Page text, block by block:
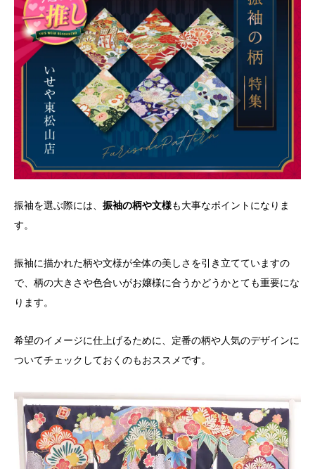
振袖を選ぶ際には、 振袖の柄や文様も大事なポイントになりま
す。
振袖に描かれた柄や文様が全体の美しさを引き立てていますの
で、柄の大きさや色合いがお嬢様に合うかどうかとても重要にな
ります。
希望のイメージに仕上げるために、定番の柄や人気のデザインに
ついてチェックしておくのもおススメです。